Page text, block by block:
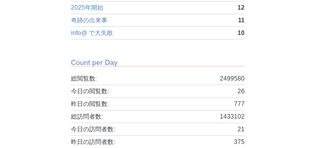
2025年開始
12
奇跡の出来事
11
info@ で大失敗
10
Count per Day
2499580
総閲覧数:
26
今日の閲覧数:
777
昨日の閲覧数:
1433102
総訪問者数:
21
今日の訪問者数:
375
昨日の訪問者数: